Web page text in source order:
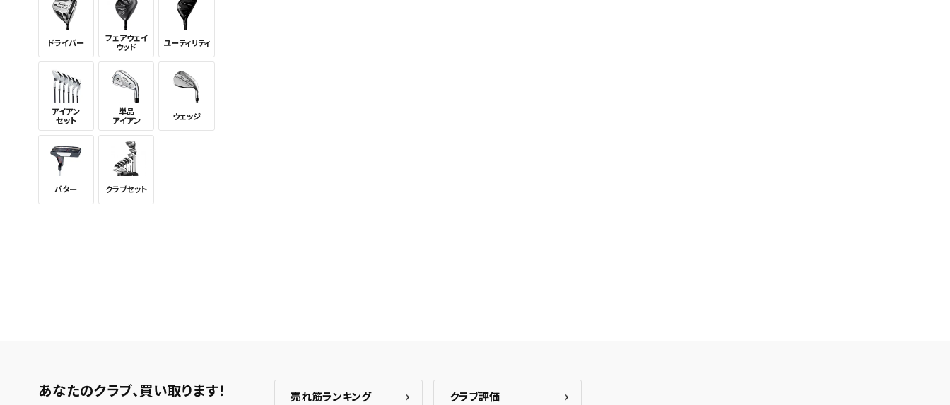
ドライバー
フェアウェイ
ウッド
ユーティリティ
アイアン
セット
単品
アイアン
ウェッジ
パター クラブセット
あなたのクラブ、 買い取ります！ 売れ筋ランキング クラブ評価